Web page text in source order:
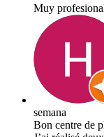
Muy
semana
Bon centre de